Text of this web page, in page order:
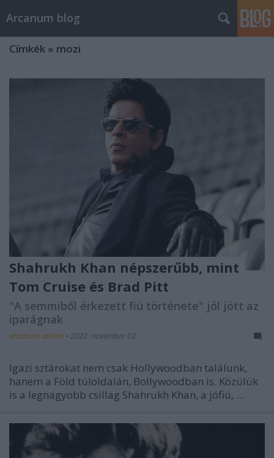
Arcanum blog
Címkék » mozi
Shahrukh Khan népszerűbb, mint
Tom Cruise és Brad Pitt
"A semmiből érkezett fiú története" jól jött az
iparágnak
arcanum admin • 2022. november 02.
Igazi sztárokat nem csak Hollywoodban találunk,
hanem a Föld túloldalán, Bollywoodban is. Közülük
is a legnagyobb csillag Shahrukh Khan, a jófiú, ...